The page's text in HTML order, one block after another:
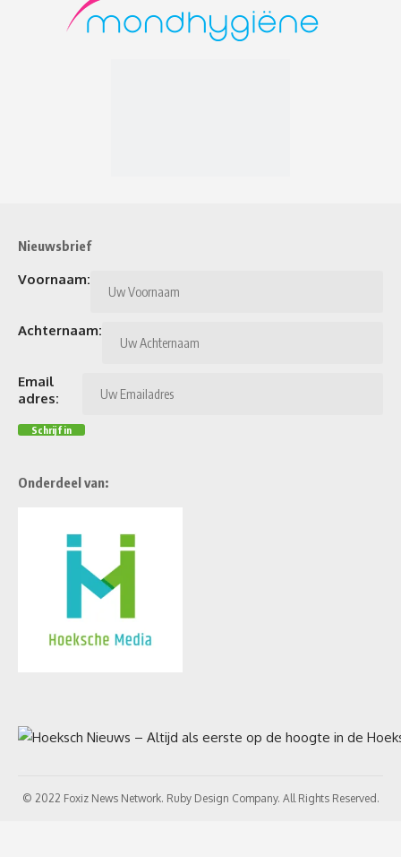
Nieuwsbrief
Voornaam:
Achternaam:
Email
adres:
Onderdeel van:
© 2022 Foxiz News Network. Ruby Design Company. All Rights Reserved.